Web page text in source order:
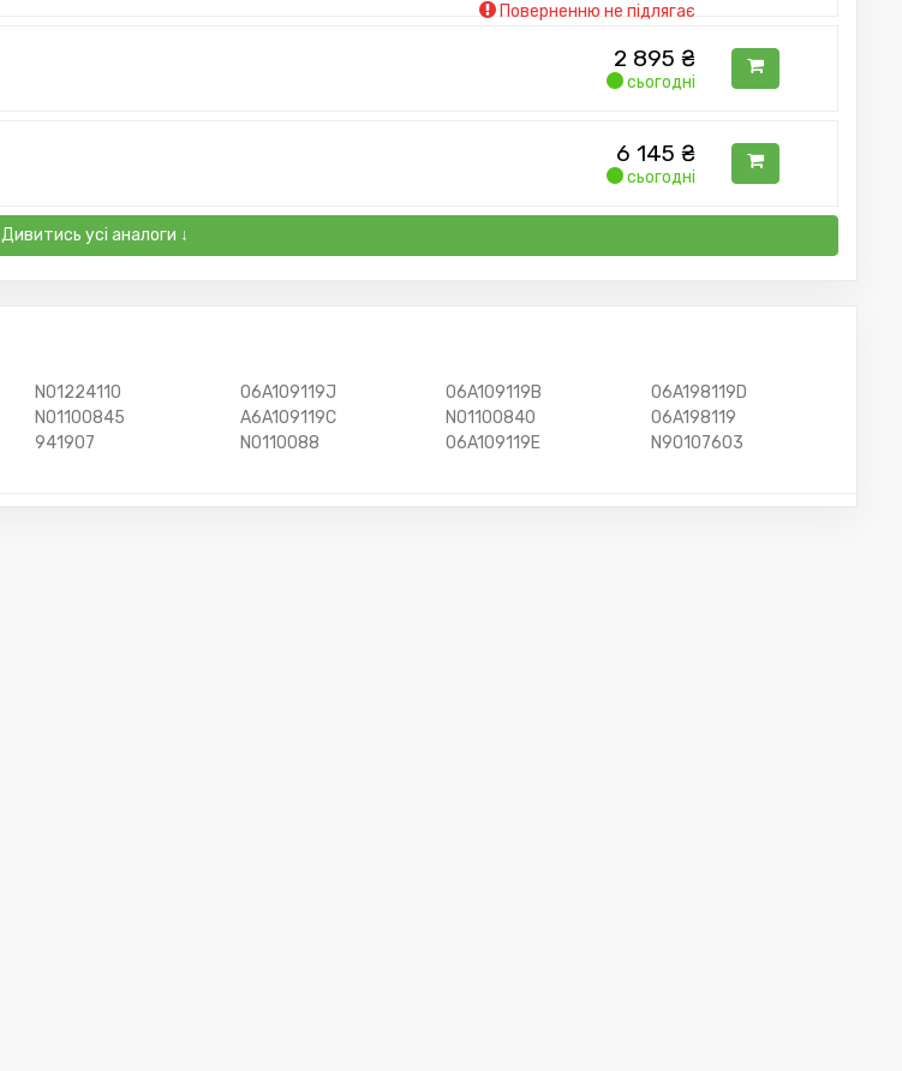
Поверненню не підлягає
2 895 ₴
сьогодні
6 145 ₴
сьогодні
Дивитись усі аналоги ↓
N01224110 06A109119J 06A109119B
06A198119D
N01100845 A6A109119C N01100840
06A198119
941907 N0110088 06A109119E
N90107603